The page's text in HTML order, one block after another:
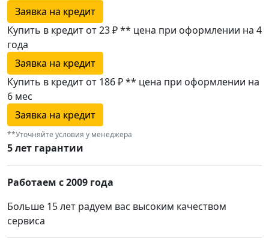
Заявка на кредит
Купить в кредит от 23 ₽** цена при оформлении на 4
года
Заявка на кредит
Купить в кредит от 186 ₽** цена при оформлении на
6 мес
Заявка на кредит
**Уточняйте условия у менеджера
5 лет гарантии
Работаем с 2009 года
Больше 15 лет радуем вас высоким качеством
сервиса